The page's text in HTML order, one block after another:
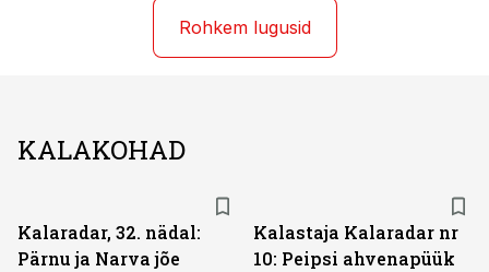
Rohkem lugusid
KALAKOHAD
Kalaradar, 32. nädal:
Pärnu ja Narva jõe
Kalastaja Kalaradar nr
10: Peipsi ahvenapüük